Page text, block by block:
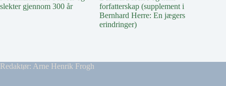
slekter gjennom 300 år
forfatterskap (supplement i
Bernhard Herre: En jægers
erindringer)
Redaktør: Arne Henrik Frogh